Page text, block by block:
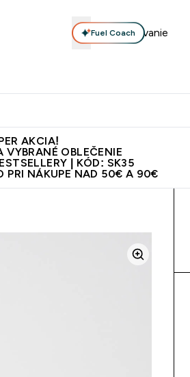
Fuel Coach
AKCIA!
OBLEČENIE
| KÓD: SK35
PRI NÁKUPE NAD 50€ A 90€